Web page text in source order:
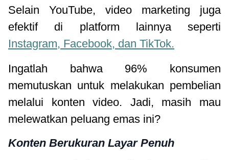
Selain YouTube, video marketing juga
efektif di platform lainnya seperti
Instagram, Facebook, dan TikTok.
Ingatlah bahwa 96% konsumen
memutuskan untuk melakukan pembelian
melalui konten video. Jadi, masih mau
melewatkan peluang emas ini?
Konten Berukuran Layar Penuh